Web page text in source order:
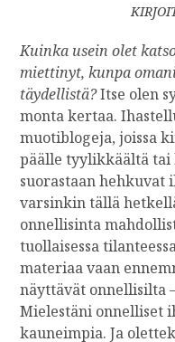
L
I
N
A
A
P
I
S
T
A
U
L
O
S
Kuinka usein olet
miettinyt, kunpa
täydellistä?Itse olen
monta kertaa.
muotiblogeja, joissa
päälle tyylikkäältä
suorastaan hehkuvat
varsinkin tällä
onnellisinta
tuollaisessa
materiaa vaan
näyttävät onnellisilta
Mielestäni onnelliset
kauneimpia. Ja